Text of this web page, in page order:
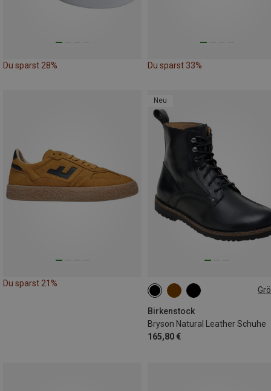
Du sparst 28% Du sparst 33%
Du sparst 21%
Neu
Birkenstock
Bryson Natural Leather Schuhe
165,80 €
42